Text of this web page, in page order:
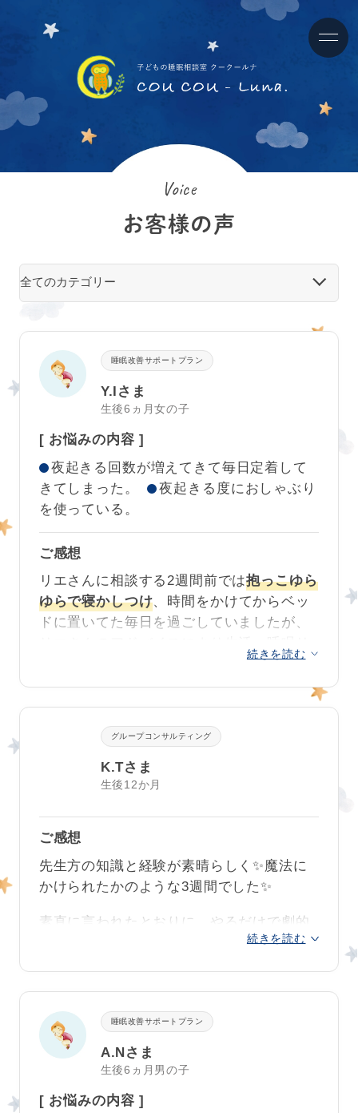
Voice
お客様の声
睡眠改善サポートプラン
Y.Iさま
生後6ヵ月女の子
[ お悩みの内容 ]
夜起きる回数が増えてきて毎日定着して
きてしまった。
夜起きる度におしゃぶり
を使っている。
ご感想
リエさんに相談する2週間前では抱っこゆら
ゆらで寝かしつけ、時間をかけてからベッ
ドに置いてた毎日を過ごしていましたが、
人でベッドで10
分もしないうちに寝付くという日々が来る
なんて思ってもいませんでした😭✨✨
そのおかげで寝かしつけ後には自分の時間
りと嬉しいこといっぱいでした😊
たが、朝までグッスリの日もあれば、寝言
泣きしてしまっても自分で再入眠する力が
ついてきてびっくり です！
お途中私が心折れそうな時もありました
が、毎日丁寧な返信をくれるので乗り越え
また自分では解決できないことがあったと
きに、相談させて下さい。ありがとうござ
いました！
続きを読む
グループコンサルティング
K.Tさま
生後12か月
ご感想
先生方の知識と経験が素晴らしく✨魔法に
かけられたかのような3週間でした✨
素直に言われたとおりに、やるだけで劇的
私が、この3週間で劇的に夜通し眠れる我が
子のおかげで私の心は軽くなり何だか幸せ
です😢
2歳3歳まで続くのかなぁ、、と長い先の見
続きを読む
睡眠改善サポートプラン
A.Nさま
生後6ヵ月男の子
[ お悩みの内容 ]